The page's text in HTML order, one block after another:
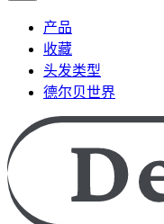
产品
收藏
头发类型
德尔贝世界